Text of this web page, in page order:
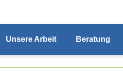
Unsere Arbeit Beratung